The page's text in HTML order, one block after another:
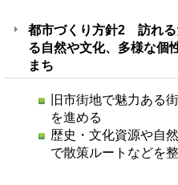
都市づくり方針2 訪れる
る自然や文化、多様な個
まち
旧市街地で魅力ある
を進める
歴史・文化資源や自
で散策ルートなどを